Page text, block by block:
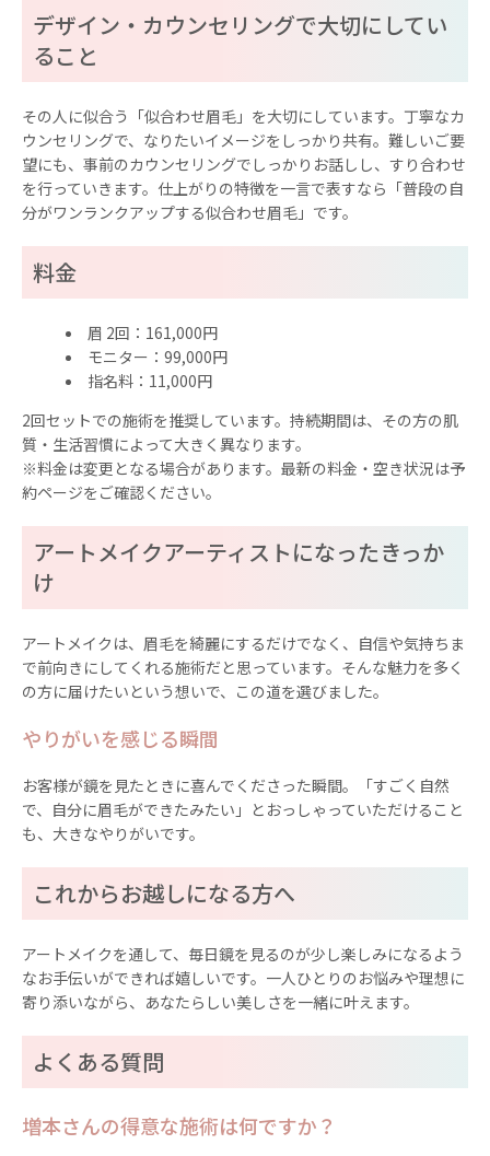
デザイン・カウンセリングで大切にしてい
ること
その人に似合う「似合わせ眉毛」を大切にしています。丁寧なカ
ウンセリングで、なりたいイメージをしっかり共有。難しいご要
望にも、事前のカウンセリングでしっかりお話しし、すり合わせ
を行っていきます。仕上がりの特徴を一言で表すなら「普段の自
分がワンランクアップする似合わせ眉毛」です。
料金
眉 2回：161,000円
モニター：99,000円
指名料：11,000円
2回セットでの施術を推奨しています。持続期間は、その方の肌
質・生活習慣によって大きく異なります。
※料金は変更となる場合があります。最新の料金・空き状況は予
約ページをご確認ください。
アートメイクアーティストになったきっか
け
アートメイクは、眉毛を綺麗にするだけでなく、自信や気持ちま
で前向きにしてくれる施術だと思っています。そんな魅力を多く
の方に届けたいという想いで、この道を選びました。
やりがいを感じる瞬間
お客様が鏡を見たときに喜んでくださった瞬間。「すごく自然
で、自分に眉毛ができたみたい」とおっしゃっていただけること
も、大きなやりがいです。
これからお越しになる方へ
アートメイクを通して、毎日鏡を見るのが少し楽しみになるよう
なお手伝いができれば嬉しいです。一人ひとりのお悩みや理想に
寄り添いながら、あなたらしい美しさを一緒に叶えます。
よくある質問
増本さんの得意な施術は何ですか？